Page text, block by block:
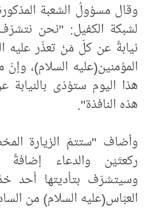
وقال مسؤولُ الشعبة
لشبكة الكفيل: "نحن
نيابةً عن كلّ مَنْ تعذّر عليه
المؤمنين(عليه السلام)، وإنّ
هذا اليوم ستؤدّى
هذه النافذة".
وأضاف "ستتمّ الزيارة
ركعتَيْن والدعاء إضافةً
وسيتشرّف بتأديتها أحد
العبّاس(عليه السلام) من